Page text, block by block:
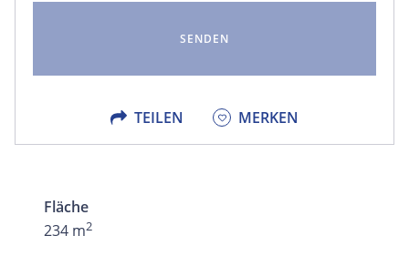
TEILEN
X
MERKEN
Fläche
234 m2